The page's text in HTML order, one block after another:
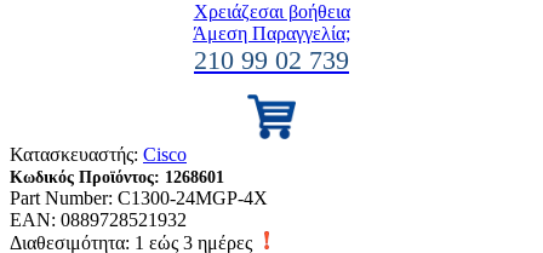
Χρειάζεσαι βοήθεια
Άμεση Παραγγελία;
210 99 02 739
Κατασκευαστής: Cisco
Κωδικός Προϊόντος: 1268601
Part Number: C1300-24MGP-4X
EAN: 0889728521932
Διαθεσιμότητα: 1 εώς 3 ημέρες